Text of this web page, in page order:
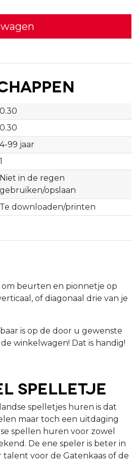
0.30
0.30
4-99 jaar
1
Niet in de regen
gebruiken/opslaan
Te downloaden/printen
beurten en pionnetje op
of diagonaal drie van je
is op de door u gewenste
winkelwagen! Dat is handig!
spelletje
spelletjes huren is dat
maar toch een uitdaging
spellen huren voor zowel
De ene speler is beter in
voor de Gatenkaas of de